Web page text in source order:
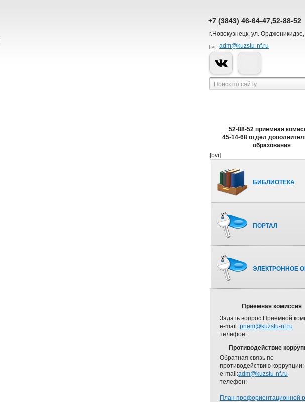
+7 (3843) 46-64-47,52-88-52
г.Новокузнецк, ул.
adm@kuzstu-nf.ru
52-88-52 приемная
45-14-68 отдел
образования
[bvi]
БИБЛИОТЕКА
ПОРТАЛ
ЭЛЕКТРОННОЕ
Приемная комиссия
Задать вопрос Приемной
e-mail: priem@kuzstu-nf.ru
телефон:
Противодействие
Обратная связь по
противодействию коррупции:
e-mail:adm@kuzstu-nf.ru
телефон:
План профориентационной